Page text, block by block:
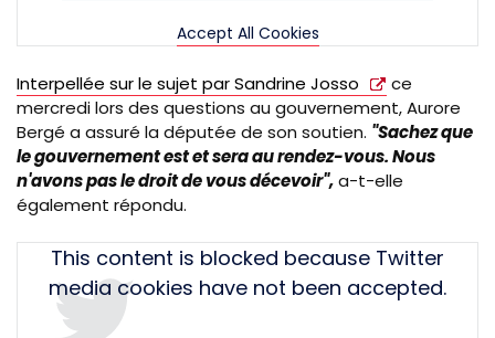
Accept All Cookies
Interpellée sur le sujet par Sandrine Josso
ce
mercredi lors des questions au gouvernement, Aurore
Bergé a assuré la députée de son soutien. "Sachez que
le gouvernement est et sera au rendez-vous. Nous
n'avons pas le droit de vous décevoir",a-t-elle
également répondu.
TweetThis content is blocked because Twitter
media cookies have not been accepted.